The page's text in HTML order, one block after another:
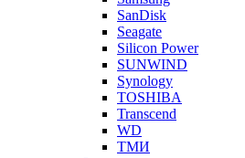
SanDisk
Seagate
Silicon Power
SUNWIND
Synology
TOSHIBA
Transcend
WD
ТМИ